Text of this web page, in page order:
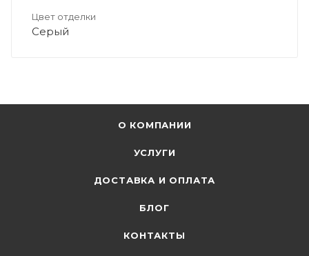
Цвет отделки
Серый
О КОМПАНИИ
УСЛУГИ
ДОСТАВКА И ОПЛАТА
БЛОГ
КОНТАКТЫ